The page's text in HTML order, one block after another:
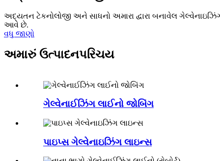
અદ્યતન ટેકનોલોજી અને સાધનો અમારા દ્વારા બનાવેલ
આવે છે.
વધુ જાણો
અમારું ઉત્પાદનપરિચય
ગેલ્વેનાઈઝિંગ લાઈનો જોબિંગ
પાઇપ્સ ગેલ્વેનાઇઝિંગ લાઇન્સ